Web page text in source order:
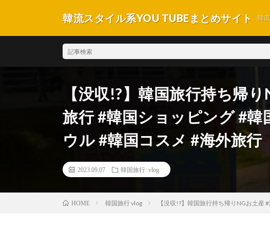
韓流スタイル系YOU TUBEまとめサイト 韓
【没収!?】韓国旅行持ち帰
旅行 #韓国ショッピング #韓
ウル #韓国コスメ #海外旅行
2023.09.07 韓国旅行 vlog
HOME 韓国旅行 vlog 【没収!?】韓国旅行持ち帰りNGお土産